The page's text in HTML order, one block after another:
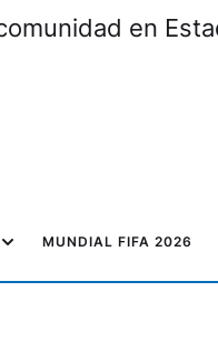
en
MUNDIAL FIFA 2026